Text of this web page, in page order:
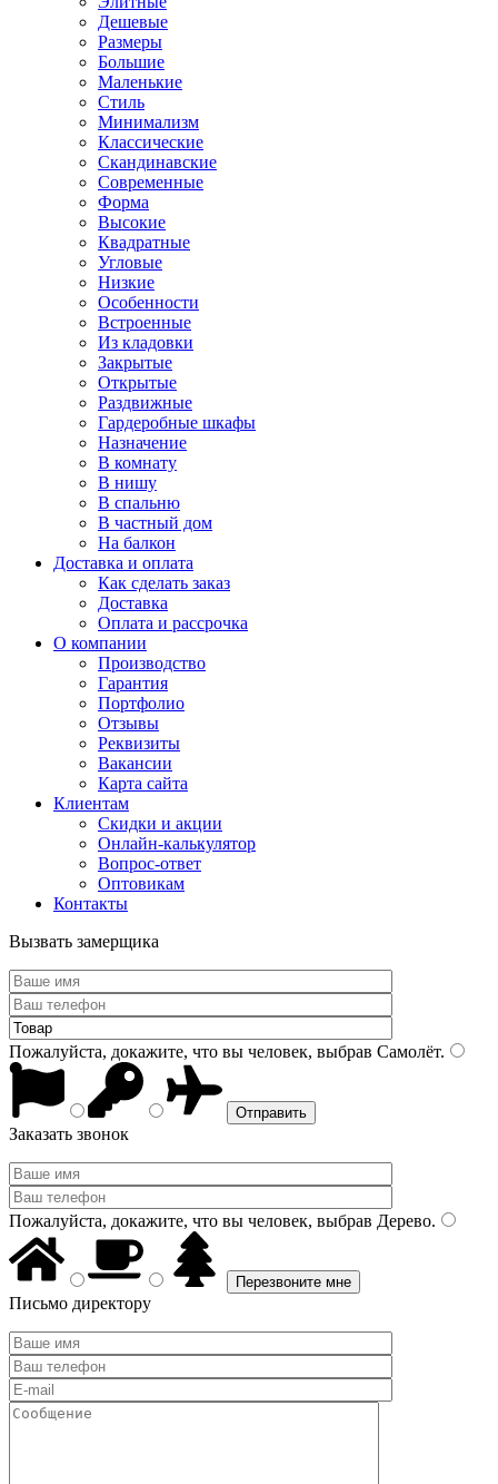
Дешевые
Размеры
Большие
Маленькие
Стиль
Минимализм
Классические
Скандинавские
Современные
Форма
Высокие
Квадратные
Угловые
Низкие
Особенности
Встроенные
Из кладовки
Закрытые
Открытые
Раздвижные
Гардеробные шкафы
Назначение
В комнату
В нишу
В спальню
В частный дом
На балкон
Доставка и оплата
Как сделать заказ
Доставка
Оплата и рассрочка
О компании
Производство
Гарантия
Портфолио
Отзывы
Реквизиты
Вакансии
Карта сайта
Клиентам
Скидки и акции
Онлайн-калькулятор
Вопрос-ответ
Оптовикам
Контакты
Вызвать замерщика
Пожалуйста, докажите, что вы человек, выбрав Самолёт.
Заказать звонок
Пожалуйста, докажите, что вы человек, выбрав Дерево.
Письмо директору